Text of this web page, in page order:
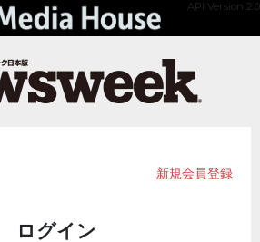
API Version 2.0
新規会員登録
ログイン